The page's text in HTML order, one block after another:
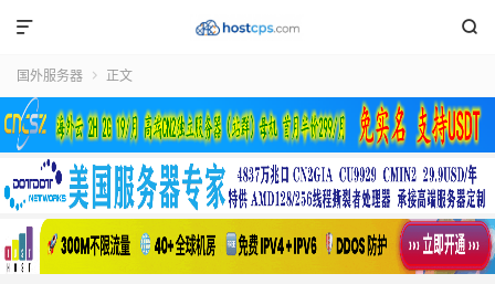


国外服务器  正文